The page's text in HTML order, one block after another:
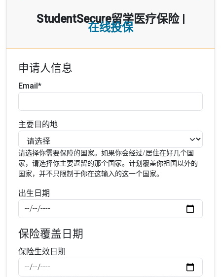
StudentSecure留学医疗保险 |
在线投保
申请人信息
Email*
主要目的地
请选择你需要保障的国家。如果你会经过/居住在好几个国
家，请选择你主要逗留的那个国家。计划覆盖你祖国以外的
国家，并不只限制于你在这输入的这一个国家。
出生日期
保险覆盖日期
保险生效日期